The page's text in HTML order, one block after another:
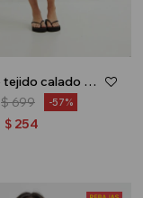
Vestido tejido calado - Negro
$699 57
$ 254